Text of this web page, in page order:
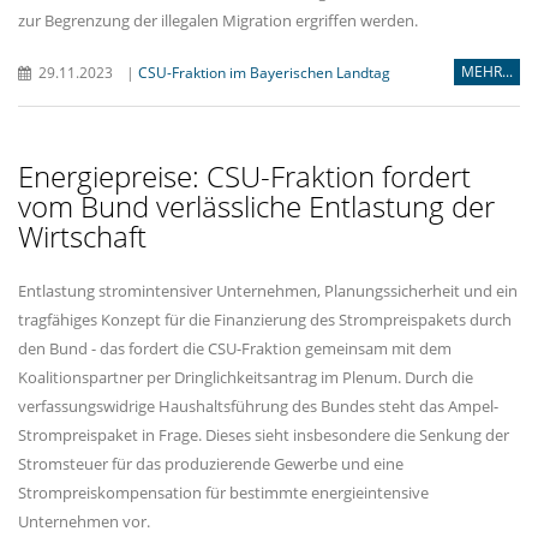
zur Begrenzung der illegalen Migration ergriffen werden.
29.11.2023 | CSU-Fraktion im Bayerischen Landtag MEHR...
Energiepreise: CSU-Fraktion fordert
vom Bund verlässliche Entlastung der
Wirtschaft
Entlastung stromintensiver Unternehmen, Planungssicherheit und ein
tragfähiges Konzept für die Finanzierung des Strompreispakets durch
den Bund - das fordert die CSU-Fraktion gemeinsam mit dem
Koalitionspartner per Dringlichkeitsantrag im Plenum. Durch die
verfassungswidrige Haushaltsführung des Bundes steht das Ampel-
Strompreispaket in Frage. Dieses sieht insbesondere die Senkung der
Stromsteuer für das produzierende Gewerbe und eine
Strompreiskompensation für bestimmte energieintensive
Unternehmen vor.